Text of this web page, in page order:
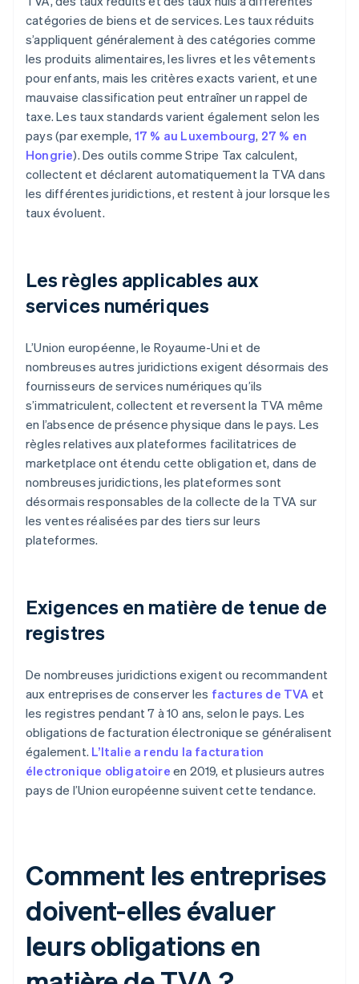
catégories de biens et de services. Les taux réduits
s’appliquent généralement à des catégories comme
les produits alimentaires, les livres et les vêtements
pour enfants, mais les critères exacts varient, et une
mauvaise classification peut entraîner un rappel de
taxe. Les taux standards varient également selon les
pays (par exemple, 17 % au Luxembourg, 27 % en
Hongrie). Des outils comme Stripe Tax calculent,
collectent et déclarent automatiquement la TVA dans
les différentes juridictions, et restent à jour lorsque les
taux évoluent.
Les règles applicables aux
services numériques
L’Union européenne, le Royaume-Uni et de
nombreuses autres juridictions exigent désormais des
fournisseurs de services numériques qu’ils
s’immatriculent, collectent et reversent la TVA même
en l’absence de présence physique dans le pays. Les
règles relatives aux plateformes facilitatrices de
marketplace ont étendu cette obligation et, dans de
nombreuses juridictions, les plateformes sont
désormais responsables de la collecte de la TVA sur
les ventes réalisées par des tiers sur leurs
plateformes.
Exigences en matière de tenue de
registres
De nombreuses juridictions exigent ou recommandent
aux entreprises de conserver les factures de TVA et
les registres pendant 7 à 10 ans, selon le pays. Les
obligations de facturation électronique se généralisent
également. L’Italie a rendu la facturation
électronique obligatoire en 2019, et plusieurs autres
pays de l’Union européenne suivent cette tendance.
Comment les entreprises
doivent-elles évaluer
leurs obligations en